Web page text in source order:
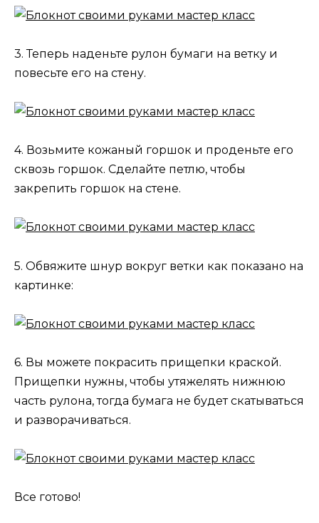
3. Теперь наденьте рулон бумаги на ветку и
повесьте его на стену.
4. Возьмите кожаный горшок и проденьте его
сквозь горшок. Сделайте петлю, чтобы
закрепить горшок на стене.
5. Обвяжите шнур вокруг ветки как показано на
картинке:
6. Вы можете покрасить прищепки краской.
Прищепки нужны, чтобы утяжелять нижнюю
часть рулона, тогда бумага не будет скатываться
и разворачиваться.
Все готово!